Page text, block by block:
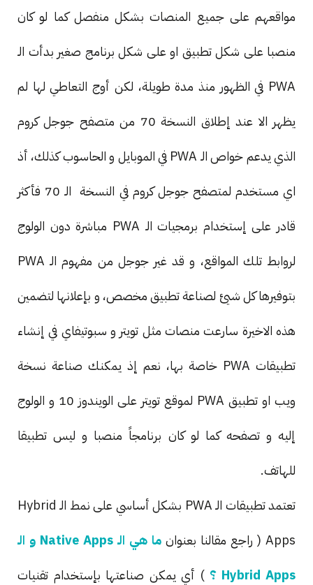
مواقعهم على جميع المنصات بشكل منفصل كما لو كان
منصبا على شكل تطبيق او على شكل برنامج صغير بدأت الـ
PWA في الظهور منذ مدة طويلة، لكن أوج التعاطي لها لم
يظهر الا عند إطلاق النسخة 70 من متصفح جوجل كروم
الذي يدعم خواص الـ PWA في الموبايل و الحاسوب كذلك، أذ
اي مستخدم لمتصفح جوجل كروم في النسخة الـ 70 فأكثر
قادر على إستخدام برمجيات الـ PWA مباشرة دون الولوج
لروابط تلك المواقع، و قد غير جوجل من مفهوم الـ PWA
بتوفيرها كل شيئ لصناعة تطبيق مخصص، و بإعلانها لتضمين
هذه الاخيرة سارعت منصات مثل تويتر و سبوتيفاي في إنشاء
تطبيقات PWA خاصة بها، نعم إذ يمكنك صناعة نسخة
ويب او تطبيق PWA لموقع تويتر على الويندوز 10 و الولوج
إليه و تصفحه كما لو كان برنامجاً منصبا و ليس تطبيقا
للهاتف.
تعتمد تطبيقات الـ PWA بشكل أساسي على نمط الـ Hybrid
Apps ( راجع مقالنا بعنوان
ما هي الـ Native Apps و الـ
Hybrid Apps ؟
) أي يمكن صناعتها بإستخدام تقنيات